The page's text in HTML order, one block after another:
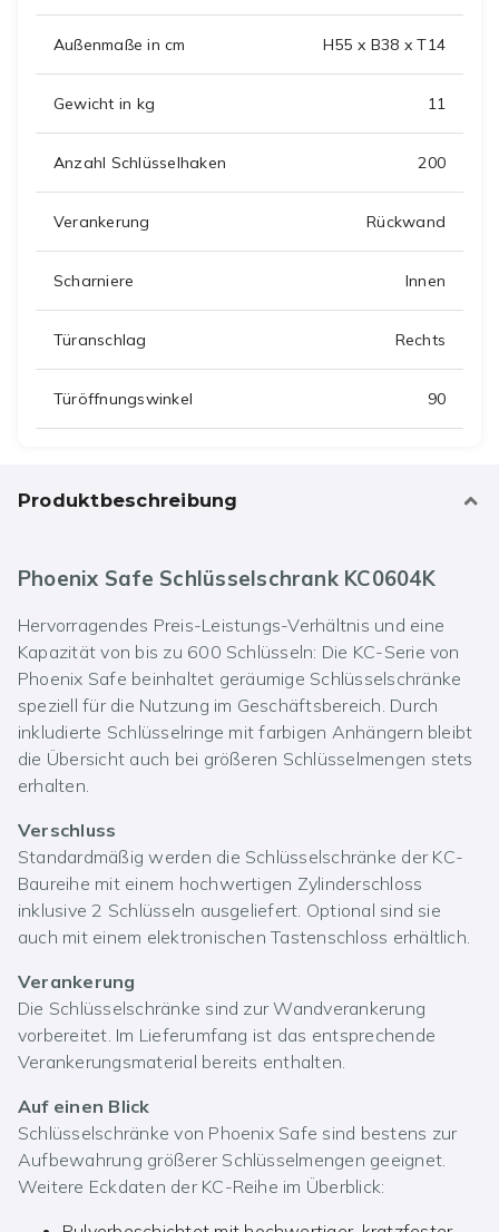
Außenmaße in cm H55 x B38 x T14
Gewicht in kg 11
Anzahl Schlüsselhaken 200
Verankerung Rückwand
Scharniere Innen
Türanschlag Rechts
Türöffnungswinkel 90
Produktbeschreibung
Phoenix Safe Schlüsselschrank KC0604K
Hervorragendes Preis-Leistungs-Verhältnis und eine
Kapazität von bis zu 600 Schlüsseln: Die KC-Serie von
Phoenix Safe beinhaltet geräumige Schlüsselschränke
speziell für die Nutzung im Geschäftsbereich. Durch
inkludierte Schlüsselringe mit farbigen Anhängern bleibt
die Übersicht auch bei größeren Schlüsselmengen stets
erhalten.
Verschluss
Standardmäßig werden die Schlüsselschränke der KC-
Baureihe mit einem hochwertigen Zylinderschloss
inklusive 2 Schlüsseln ausgeliefert. Optional sind sie
auch mit einem elektronischen Tastenschloss erhältlich.
Verankerung
Die Schlüsselschränke sind zur Wandverankerung
vorbereitet. Im Lieferumfang ist das entsprechende
Verankerungsmaterial bereits enthalten.
Auf einen Blick
Schlüsselschränke von Phoenix Safe sind bestens zur
Aufbewahrung größerer Schlüsselmengen geeignet.
Weitere Eckdaten der KC-Reihe im Überblick: